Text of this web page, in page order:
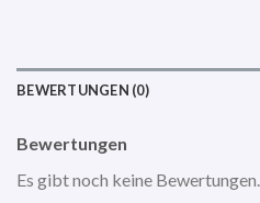
BEWERTUNGEN (0)
Bewertungen
Es gibt noch keine Bewertungen.